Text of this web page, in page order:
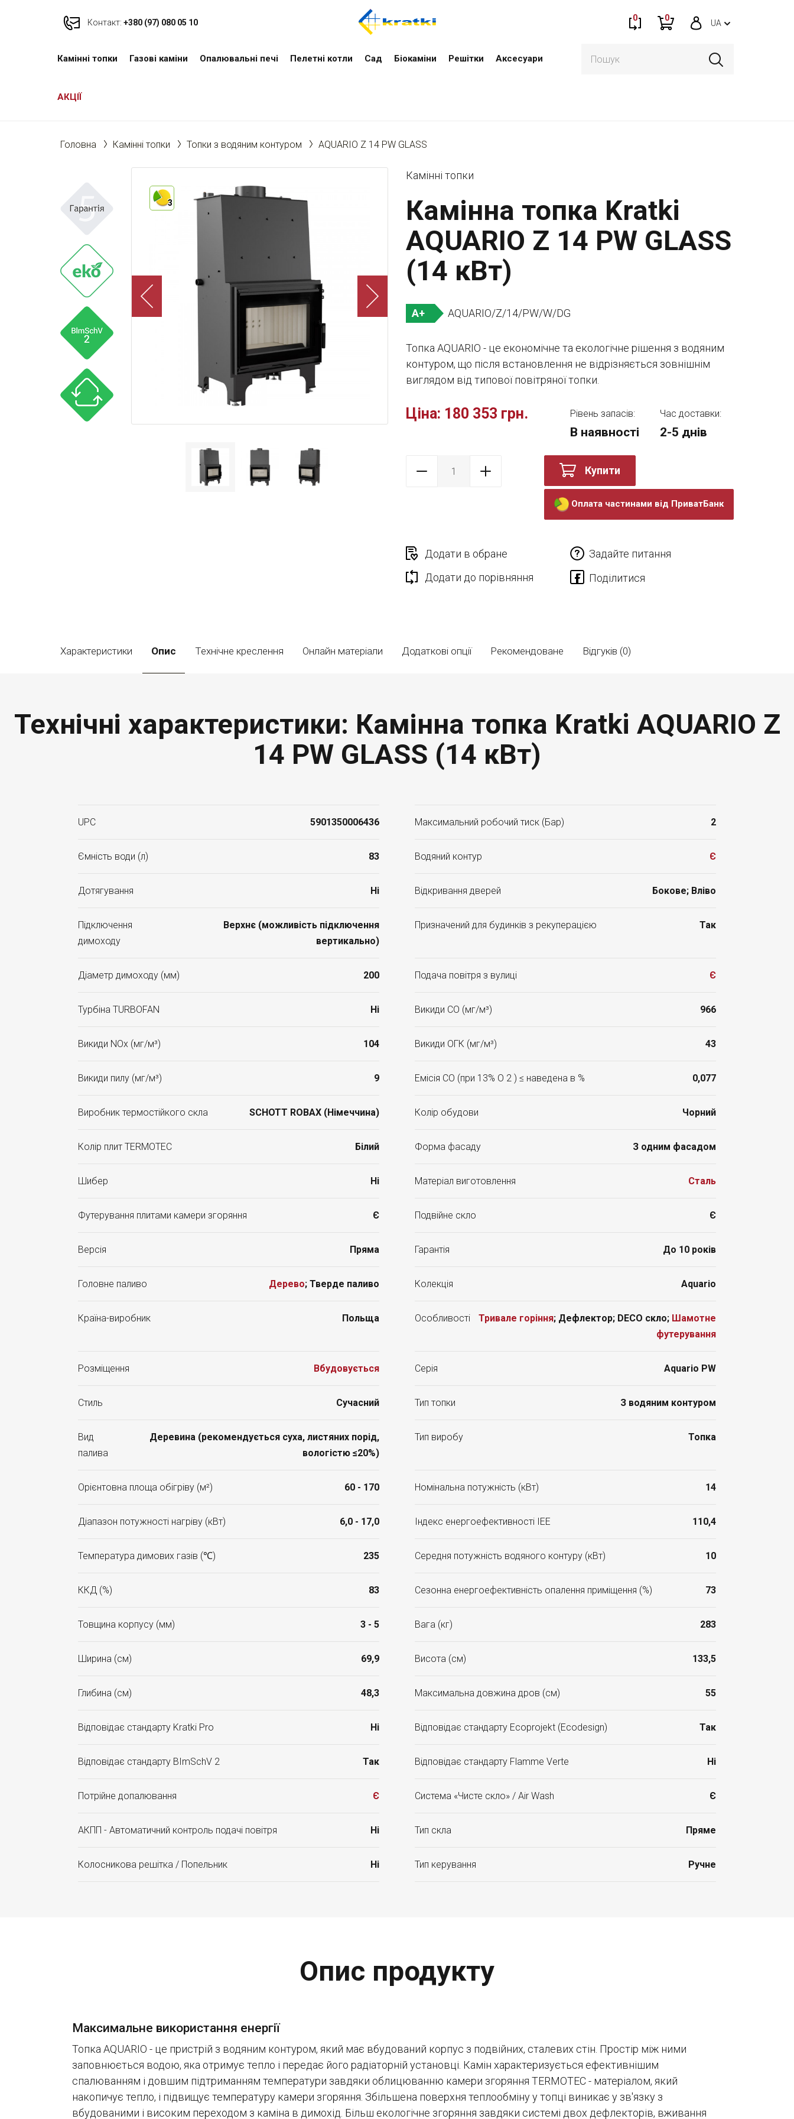
Контакт: +380 (97) 080 05 10 0 0
UA
Камінні топки Газові каміни Опалювальні печі Пелетні котли Cад Біокаміни Решітки Аксесуари
АКЦІЇ
Головна Камінні топки Топки з водяним контуром AQUARIO Z 14 PW GLASS
3
Камінні топки
Камінна топка Kratki
AQUARIO Z 14 PW GLASS
(14 кВт)
A+ AQUARIO/Z/14/PW/W/DG
Топка AQUARIO - це економічне та екологічне рішення з водяним
контуром, що після встановлення не відрізняється зовнішнім
виглядом від типової повітряної топки.
Ціна: 180 353 грн. Рівень запасів:
В наявності
Час доставки:
2-5 днів
Купити
Оплата частинами від ПриватБанк
Додати в обране
Задайте питання
Додати до порівняння
Характеристики Опис Технічне креслення Онлайн матеріали Додаткові опції Рекомендоване Відгуків (0)
Технічні характеристики: Камінна топка Kratki AQUARIO Z
14 PW GLASS (14 кВт)
UPC 5901350006436 Максимальний робочий тиск (Бар) 2
Ємність води (л) 83 Водяний контур Є
Дотягування Ні Відкривання дверей Бокове; Вліво
Підключення
димоходу
Верхнє (можливість підключення
вертикально)
Призначений для будинків з рекуперацією Так
Діаметр димоходу (мм) 200 Подача повітря з вулиці Є
Турбіна TURBOFAN Ні Викиди CO (мг/м³) 966
Викиди NOx (мг/м³) 104 Викиди ОГК (мг/м³) 43
Викиди пилу (мг/м³) 9 Емісія CO (при 13% O 2 ) ≤ наведена в % 0,077
Виробник термостійкого скла SCHOTT ROBAX (Німеччина) Колір обудови Чорний
Колір плит TERMOTEC Білий Форма фасаду З одним фасадом
Шибер Ні Матеріал виготовлення Сталь
Футерування плитами камери згоряння Є Подвійне скло Є
Версія Пряма Гарантія До 10 років
Головне паливо Дерево; Тверде паливо Колекція Aquario
Країна-виробник Польща Особливості Тривале горіння; Дефлектор; DECO скло; Шамотне
футерування
Розміщення Вбудовується Серія Aquario PW
Стиль Сучасний Тип топки З водяним контуром
Вид
палива
Деревина (рекомендується суха, листяних порід,
вологістю ≤20%)
Тип виробу Топка
Орієнтовна площа обігріву (м²) 60 - 170 Номінальна потужність (кВт) 14
Діапазон потужності нагріву (кВт) 6,0 - 17,0 Індекс енергоефективності ІЕЕ 110,4
Температура димових газів (℃) 235 Середня потужність водяного контуру (кВт) 10
ККД (%) 83 Сезонна енергоефективність опалення приміщення (%) 73
Товщина корпусу (мм) 3 - 5 Вага (кг) 283
Ширина (см) 69,9 Висота (см) 133,5
Глибина (см) 48,3 Максимальна довжина дров (см) 55
Відповідає стандарту Kratki Pro Ні Відповідає стандарту Ecoprojekt (Ecodesign) Так
Відповідає стандарту BImSchV 2 Так Відповідає стандарту Flamme Verte Ні
Потрійне допалювання Є Система «Чисте скло» / Air Wash Є
АКПП - Автоматичний контроль подачі повітря Ні Тип скла Пряме
Колосникова решітка / Попельник Ні Тип керування Ручне
Опис продукту
Максимальне використання енергії
Топка AQUARIO - це пристрій з водяним контуром, який має вбудований корпус з подвійних, сталевих стін. Простір між ними
заповнюється водою, яка отримує тепло і передає його радіаторній установці. Камін характеризується ефективнішим
спалюванням і довшим підтриманням температури завдяки облицюванню камери згоряння TERMOTEC - матеріалом, який
накопичує тепло, і підвищує температуру камери згоряння. Збільшена поверхня теплообміну у топці виникає у зв'язку з
вбудованими і високим переходом з каміна в димохід. Більш екологічне згоряння завдяки системі двох дефлекторів, вживання